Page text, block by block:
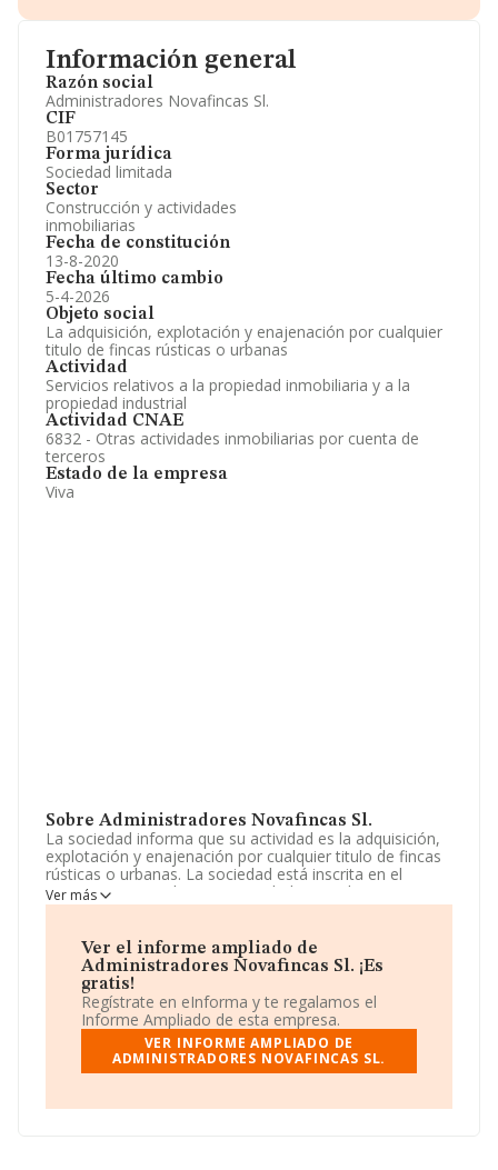
Información general
Razón social
Administradores Novafincas Sl.
CIF
B01757145
Forma jurídica
Sociedad limitada
Sector
Construcción y actividades
inmobiliarias
Fecha de constitución
13-8-2020
Fecha último cambio
5-4-2026
Objeto social
La adquisición, explotación y enajenación por cualquier
titulo de fincas rústicas o urbanas
Actividad
Servicios relativos a la propiedad inmobiliaria y a la
propiedad industrial
Actividad CNAE
6832 - Otras actividades inmobiliarias por cuenta de
terceros
Estado de la empresa
Viva
Sobre Administradores Novafincas Sl.
La sociedad informa que su actividad es la adquisición,
explotación y enajenación por cualquier titulo de fincas
rústicas o urbanas. La sociedad está inscrita en el
Registro Mercantil como Sociedad Limitada. Su CNAE
corresponde a 6832 con código 'Gestión y
no tiene actividad en mercados exteriores.
El número de empleados ha disminuido un 50% y
teniendo en cuenta la información disponible en
INFORMA, ha dispuesto de un número de empleados
por encima de la media de sector.
La compañíaAdministradores Novafincas S.L, con
encuentra en Avenida De La Hispanidad núm. 10 Loc 3,
Ver más
Ver el informe ampliado de
Administradores Novafincas Sl. ¡Es
gratis!
Regístrate en eInforma y te regalamos el
Informe Ampliado de esta empresa.
VER INFORME AMPLIADO DE
ADMINISTRADORES NOVAFINCAS SL.
Accionistas.
Artículos de prensa publicados sobre la empresa.
Información oficial y registral complementaria.